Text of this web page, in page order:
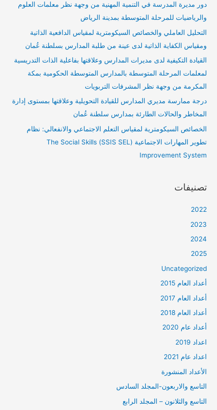
دور مديرة المدرسة في التنمية المهنية من وجهة نظر معلمات العلوم
والرياضيات للمرحلة المتوسطة بمدينة الرياض
التحليل العاملي والخصائص السيكومترية لمقياس الدافعية الذاتية
ومقياس الكفاية الذاتية لدى عينة من طلبة المدارس بسلطنة عُمان
القيادة التكيفية لدى مديرات المدارس وعلاقتها بفاعلية الذات التدريسية
لمعلمات المرحلة المتوسطة بالمدارس المتوسطة الحكومية بمكة
المكرمة من وجهة نظر المشرفات التربويات
درجة ممارسة مديري المدارس للقيادة التحويلية وعلاقتها بمستوى إدارة
المخاطر والحالات الطارئة بمدارس سلطنة عُمان
الخصائص السيكومترية لمقياس التعلم الاجتماعي والانفعالي: نظام
تطوير المهارات الاجتماعية (SSIS SEL) The Social Skills
Improvement System
تصنيفات
2022
2023
2024
2025
Uncategorized
أعداد العام 2015
أعداد العام 2017
أعداد العام 2018
أعداد عام 2020
اعداد 2019
اعداد عام 2021
الأعداد المنشورة
التاسع والاربعون-المجلد السادس
التاسع والثلانون – المجلد الرابع